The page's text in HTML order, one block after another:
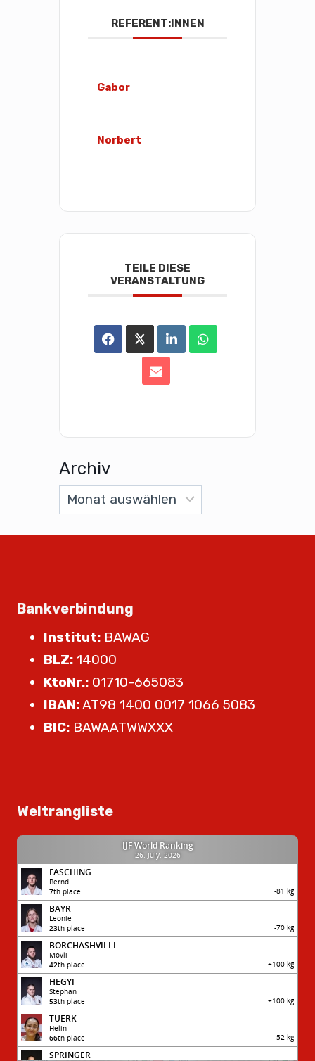
REFERENT:INNEN
Gabor
Norbert
TEILE DIESE
VERANSTALTUNG
Archiv
Bankverbindung
Institut: BAWAG
BLZ: 14000
KtoNr.: 01710-665083
IBAN:AT98 1400 0017 1066 5083
BIC: BAWAATWWXXX
Weltrangliste